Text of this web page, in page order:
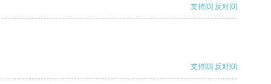
支持[0] 反对[0]
支持[0] 反对[0]